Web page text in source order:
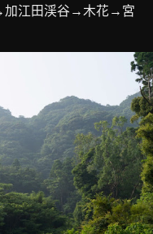
江田渓谷→木花→宮